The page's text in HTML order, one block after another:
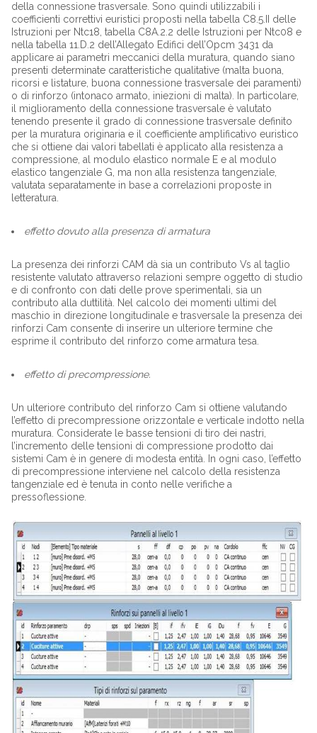
della connessione trasversale. Sono quindi utilizzabili i
coefficienti correttivi euristici proposti nella tabella C8.5.II delle
Istruzioni per Ntc18, tabella C8A.2.2 delle Istruzioni per Ntc08 e
nella tabella 11.D.2 dell’Allegato Edifici dell’Opcm 3431 da
applicare ai parametri meccanici della muratura, quando siano
presenti determinate caratteristiche qualitative (malta buona,
ricorsi e listature, buona connessione trasversale dei paramenti)
o di rinforzo (intonaco armato, iniezioni di malta). In particolare,
il miglioramento della connessione trasversale è valutato
tenendo presente il grado di connessione trasversale definito
per la muratura originaria e il coefficiente amplificativo euristico
che si ottiene dai valori tabellati è applicato alla resistenza a
compressione, al modulo elastico normale E e al modulo
elastico tangenziale G, ma non alla resistenza tangenziale,
valutata separatamente in base a correlazioni proposte in
letteratura.
effetto dovuto alla presenza di armatura
La presenza dei rinforzi CAM dà sia un contributo Vs al taglio
resistente valutato attraverso relazioni sempre oggetto di studio
e di confronto con dati delle prove sperimentali, sia un
contributo alla duttilità. Nel calcolo dei momenti ultimi del
maschio in direzione longitudinale e trasversale la presenza dei
rinforzi Cam consente di inserire un ulteriore termine che
esprime il contributo del rinforzo come armatura tesa.
effetto di precompressione.
Un ulteriore contributo del rinforzo Cam si ottiene valutando
l’effetto di precompressione orizzontale e verticale indotto nella
muratura. Considerate le basse tensioni di tiro dei nastri,
l’incremento delle tensioni di compressione prodotto dai
sistemi Cam è in genere di modesta entità. In ogni caso, l’effetto
di precompressione interviene nel calcolo della resistenza
tangenziale ed è tenuta in conto nelle verifiche a
pressoflessione.